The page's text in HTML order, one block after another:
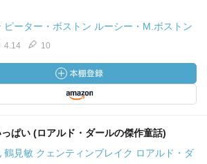
ピーター・ボストン ルーシー・M.ボストン
4.14 10
ぱい (ロアルド・ダールの傑作童話)
鶴見敏 クェンティンブレイク ロアルド・ダ